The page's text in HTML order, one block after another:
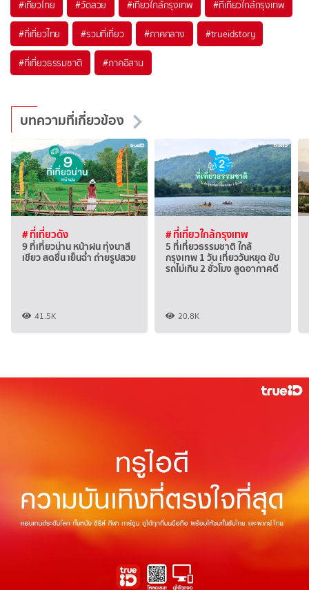
#เที่ยวไทย #วัดสวย #เที่ยวใกล้กรุงเทพ #ที่เที่ยวใกล้กรุงเทพ
#ที่เที่ยวไทย #รวมที่เที่ยว #ภาคกลาง #trueidstory
#ที่เที่ยวธรรมชาติ #ภาคอีสาน
บทความที่เกี่ยวข้อง
# ที่เที่ยวดัง
9 ที่เที่ยวน่าน หน้าฝน ทุ่งนาสี
เขียว สดชื่น เย็นฉ่ำ ถ่ายรูปสวย
41.5K
# ที่เที่ยวใกล้กรุงเทพ
5 ที่เที่ยวธรรมชาติ ใกล้
กรุงเทพ 1 วัน เที่ยววันหยุด ขับ
รถไม่เกิน 2 ชั่วโมง สูดอากาศดี
20.8K